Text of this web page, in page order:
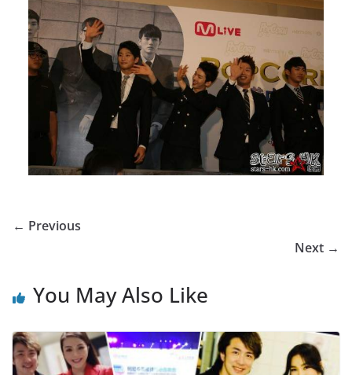
← Previous
Next →
You May Also Like